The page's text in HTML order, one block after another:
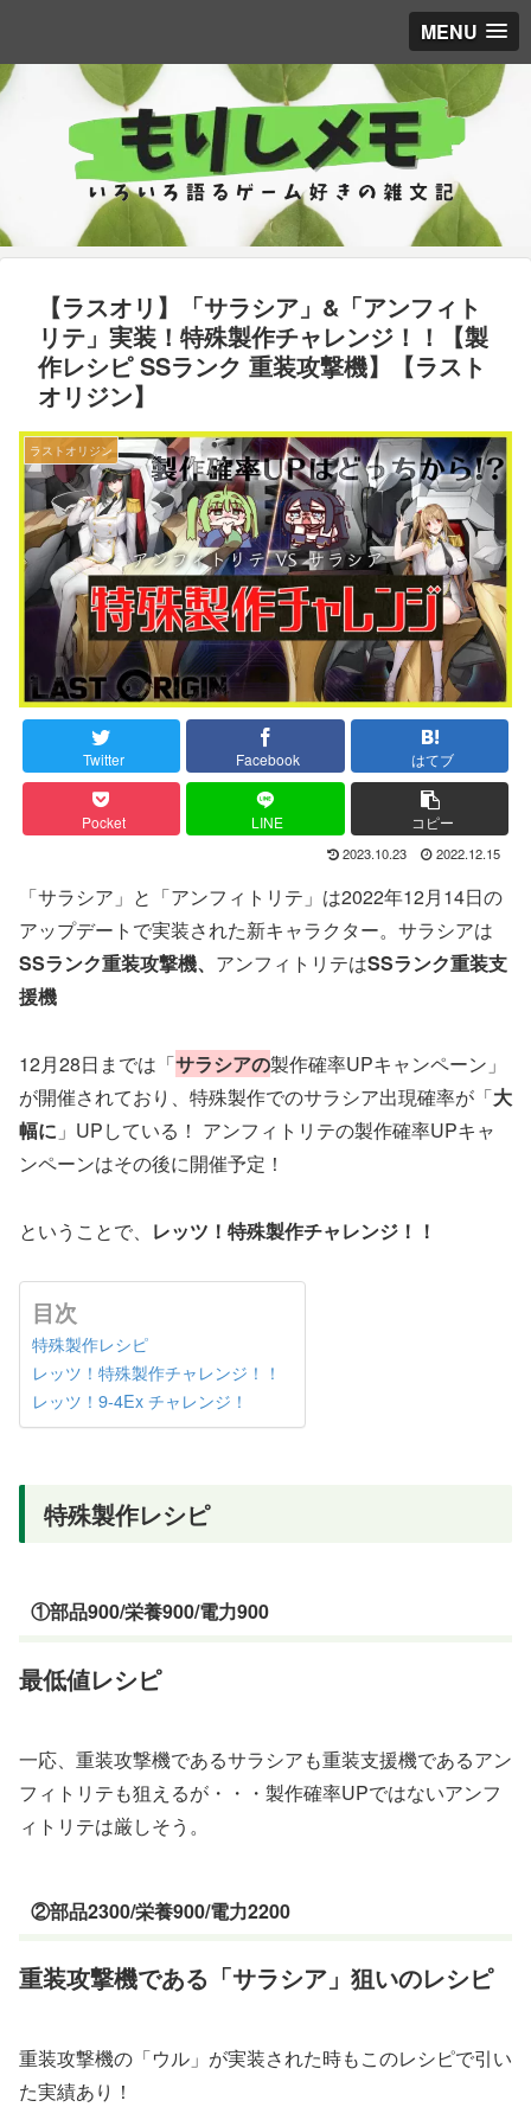
MENU
【ラスオリ】「サラシア」&「アンフィト
リテ」実装！特殊製作チャレンジ！！【製
作レシピ SSランク 重装攻撃機】【ラスト
オリジン】
ラストオリジン
Twitter Facebook はてブ
Pocket LINE コピー
2023.10.23 2022.12.15
「サラシア」と「アンフィトリテ」は2022年12月14日の
アップデートで実装された新キャラクター。サラシアは
SSランク重装攻撃機、 アンフィトリテはSSランク重装支
援機
12月28日までは「サラシアの製作確率UPキャンペーン」
が開催されており、特殊製作でのサラシア出現確率が「大
幅に 」UPしている！ アンフィトリテの製作確率UPキャ
ンペーンはその後に開催予定！
ということで、 レッツ！特殊製作チャレンジ！！
目次
特殊製作レシピ
レッツ！特殊製作チャレンジ！！
レッツ！9-4Ex チャレンジ！
特殊製作レシピ
①部品900/栄養900/電力900
最低値レシピ
一応、重装攻撃機であるサラシアも重装支援機であるアン
フィトリテも狙えるが・・・製作確率UPではないアンフ
ィトリテは厳しそう。
②部品2300/栄養900/電力2200
重装攻撃機である「サラシア」狙いのレシピ
重装攻撃機の「ウル」が実装された時もこのレシピで引い
た実績あり！